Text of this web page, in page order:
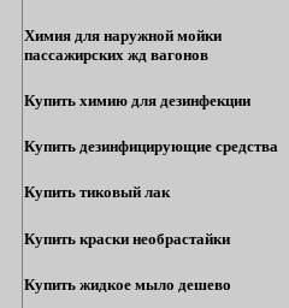
Химия для наружной мойки
пассажирских жд вагонов
Купить химию для дезинфекции
Купить дезинфицирующие средства
Купить тиковый лак
Купить краски необрастайки
Купить жидкое мыло дешево